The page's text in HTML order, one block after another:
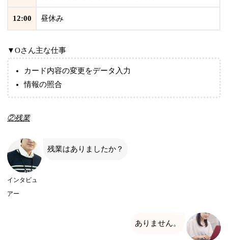
12:00 昼休み
▼Oさん主な仕事
カード内容の変更をデータ入力
情報の照合
②残業
インタビュ
アー
残業はありましたか？
ありません。